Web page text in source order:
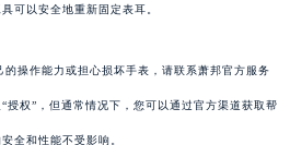
可以安全地重新固定表耳。
操作能力或担心损坏手表，请联系萧邦官方服务
授权”，但通常情况下，您可以通过官方渠道获取帮
全和性能不受影响。